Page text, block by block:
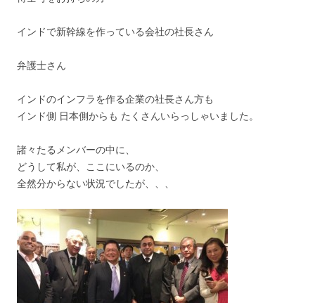
インドで新幹線を作っている会社の社長さん
弁護士さん
インドのインフラを作る企業の社長さん方も
インド側 日本側からも たくさんいらっしゃいました。
諸々たるメンバーの中に、
どうして私が、ここにいるのか、
全然分からない状況でしたが、、、